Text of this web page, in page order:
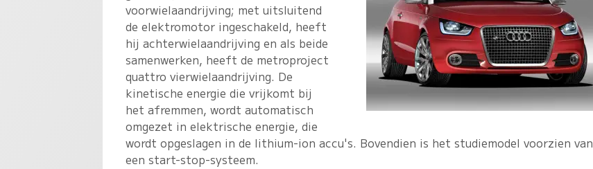
voorwielaandrijving; met uitsluitend
de elektromotor ingeschakeld, heeft
hij achterwielaandrijving en als beide
samenwerken, heeft de metroproject
quattro vierwielaandrijving. De
kinetische energie die vrijkomt bij
het afremmen, wordt automatisch
omgezet in elektrische energie, die
wordt opgeslagen in de lithium-ion accu's. Bovendien is het studiemodel voorzien van
een start-stop-systeem.